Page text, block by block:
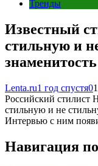
Тренды
Известный
стильную и
знаменитость
Lenta.ru1 год спустя0
Российский стилист
стильную и не
Интервью с ним
Навигация